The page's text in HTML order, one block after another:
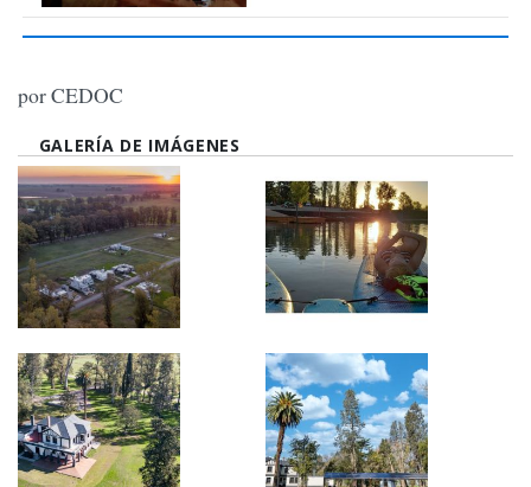
por CEDOC
GALERÍA DE IMÁGENES